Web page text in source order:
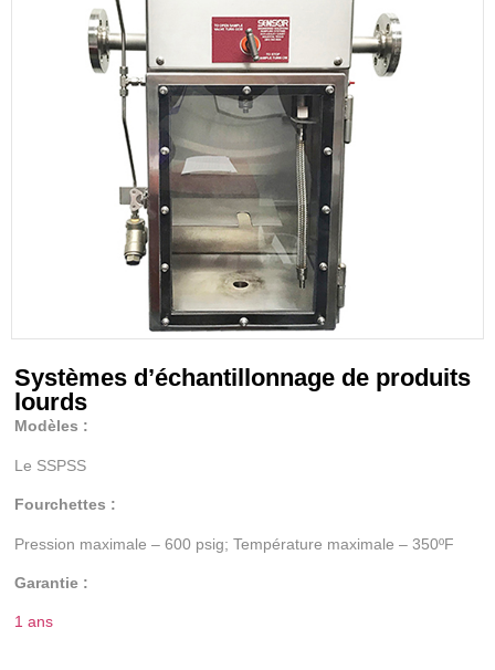
Systèmes d’échantillonnage de produits
lourds
Modèles :
Le SSPSS
Fourchettes :
Pression maximale – 600 psig; Température maximale – 350ºF
Garantie :
1 ans